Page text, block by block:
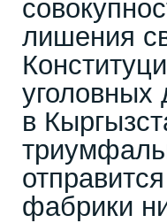
лишения
уголовных
в
фабрики